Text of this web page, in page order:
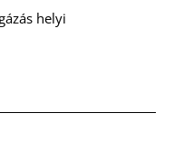
helyi